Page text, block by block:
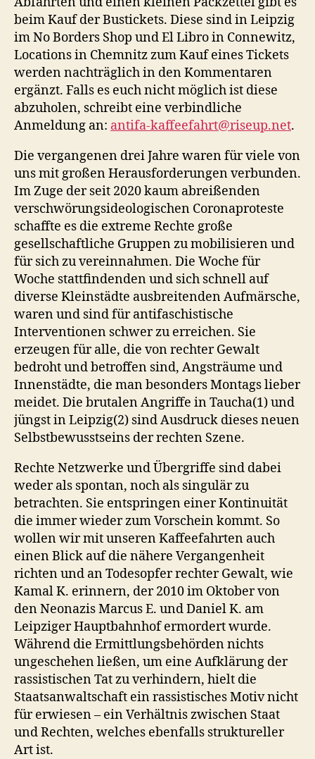
beim Kauf der Bustickets. Diese sind in Leipzig
im No Borders Shop und El Libro in Connewitz,
Locations in Chemnitz zum Kauf eines Tickets
werden nachträglich in den Kommentaren
ergänzt. Falls es euch nicht möglich ist diese
abzuholen, schreibt eine verbindliche
Anmeldung an: antifa-kaffeefahrt@riseup.net.
Die vergangenen drei Jahre waren für viele von
uns mit großen Herausforderungen verbunden.
Im Zuge der seit 2020 kaum abreißenden
verschwörungsideologischen Coronaproteste
schaffte es die extreme Rechte große
gesellschaftliche Gruppen zu mobilisieren und
für sich zu vereinnahmen. Die Woche für
Woche stattfindenden und sich schnell auf
diverse Kleinstädte ausbreitenden Aufmärsche,
waren und sind für antifaschistische
Interventionen schwer zu erreichen. Sie
erzeugen für alle, die von rechter Gewalt
bedroht und betroffen sind, Angsträume und
Innenstädte, die man besonders Montags lieber
meidet. Die brutalen Angriffe in Taucha(1) und
jüngst in Leipzig(2) sind Ausdruck dieses neuen
Selbstbewusstseins der rechten Szene.
Rechte Netzwerke und Übergriffe sind dabei
weder als spontan, noch als singulär zu
betrachten. Sie entspringen einer Kontinuität
die immer wieder zum Vorschein kommt. So
wollen wir mit unseren Kaffeefahrten auch
einen Blick auf die nähere Vergangenheit
richten und an Todesopfer rechter Gewalt, wie
Kamal K. erinnern, der 2010 im Oktober von
den Neonazis Marcus E. und Daniel K. am
Leipziger Hauptbahnhof ermordert wurde.
Während die Ermittlungsbehörden nichts
ungeschehen ließen, um eine Aufklärung der
rassistischen Tat zu verhindern, hielt die
Staatsanwaltschaft ein rassistisches Motiv nicht
für erwiesen – ein Verhältnis zwischen Staat
und Rechten, welches ebenfalls struktureller
Art ist.